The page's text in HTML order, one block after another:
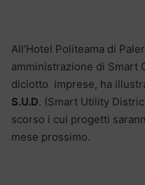
All’Hotel Politeama di
amministrazione di Smart
diciotto imprese, ha
S.U.D. (Smart Utility
scorso i cui progetti
mese prossimo.